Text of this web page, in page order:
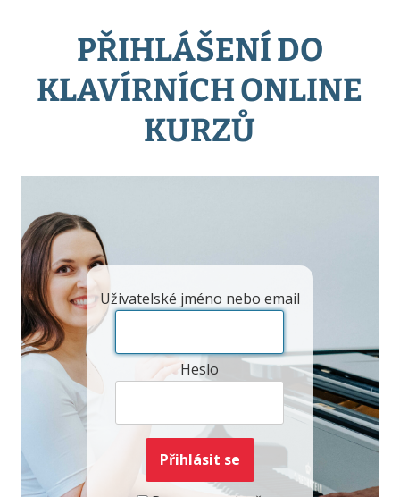
PŘIHLÁŠENÍ DO
KLAVÍRNÍCH ONLINE
KURZŮ
Uživatelské jméno nebo email
Heslo